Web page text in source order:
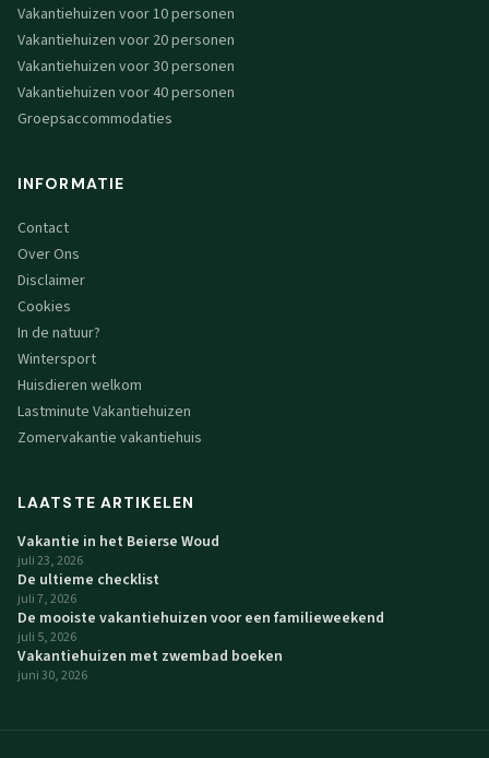
Vakantiehuizen voor 10 personen
Vakantiehuizen voor 20 personen
Vakantiehuizen voor 30 personen
Vakantiehuizen voor 40 personen
Groepsaccommodaties
INFORMATIE
Contact
Over Ons
Disclaimer
Cookies
In de natuur?
Wintersport
Huisdieren welkom
Lastminute Vakantiehuizen
Zomervakantie vakantiehuis
LAATSTE ARTIKELEN
Vakantie in het Beierse Woud
juli 23, 2026
De ultieme checklist
juli 7, 2026
De mooiste vakantiehuizen voor een familieweekend
juli 5, 2026
Vakantiehuizen met zwembad boeken
juni 30, 2026